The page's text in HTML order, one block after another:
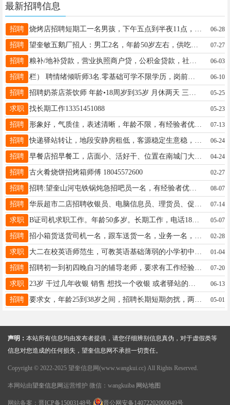
最新招聘信息
招聘 06-28
招聘 望奎敏五鹅厂招人：男工2名，年龄50岁左右，供吃供住，伙食好待遇好，工作轻松简单，厂里工人多一点不累。老板事少，人还大方，工资4000，联系电话￼15945551389 07-27
招聘 06-03
招聘 栏） 聘情绪倾听师3名.零基础可学不限学历，岗前培训，要求25～54岁，有耐心、善于倾听开导、处理情感问题，全职、居家宝妈优先时间自由，付出时间月入过万15045626756 06-10
招聘 05-25
求职 找长期工作13351451088 05-23
招聘 形象好，气质佳，表述清晰，年龄不限，有经验者优先，工资面议，联系电话15545551119 07-13
招聘 06-24
招聘 早餐店招早餐工，店面小、活好干、位置在南城门大龙商贸城附近，要求干净利索，年龄50左右岁，身体健康，家住附近的优先。工资面议。 电话：13555339443 04-24
招聘 古火肴烧饼招烤箱师傅 18045572600 02-27
招聘 招聘:望奎山河屯铁锅炖急招吧员一名，有经验者优先。咨询电话18245990913 08-07
招聘 07-14
求职 B证司机求职工作。年龄50多岁。长期工作，电话18746520677老赵 05-07
招聘 02-28
求职 01-04
招聘 招聘初一到初四晚自习的辅导老师，要求有工作经验，能长期工作的，大专以上学历的女老师，，电话：18746567913。地址！六中附近 07-20
求职 06-13
招聘 05-01
声明： 本站所有信息均由发布者提供，请您仔细辨别信息真伪，对于虚假类等
信息对您造成的任何损失，望奎信息网不承担一切责任。
Copyright © 2022-2025 望奎信息网(www.wangkui.cc) All Rights Reserved.
本网站由望奎信息网 运营维护 微信：wangkuiba 网站地图
网站备案： 晋ICP备15003148号 晋公网安备14072202000049号